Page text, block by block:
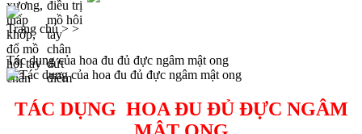
Trang chủ > >
Tác dụng của hoa đu đủ đực ngâm mật ong
TÁC DỤNG HOA ĐU ĐỦ ĐỰC NGÂM